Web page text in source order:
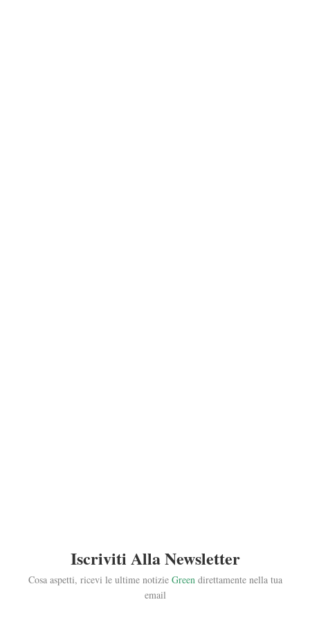
Iscriviti Alla Newsletter
Cosa aspetti, ricevi le ultime notizie Greendirettamente nella tua
email